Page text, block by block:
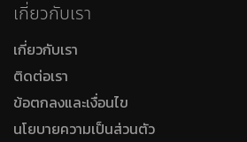
เกี่ยวกับเรา
เกี่ยวกับเรา
ติดต่อเรา
ข้อตกลงและเงื่อนไข
นโยบายความเป็นส่วนตัว